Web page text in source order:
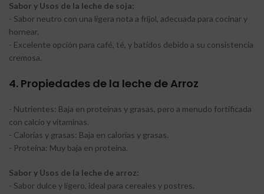
Sabor y Usos de la leche de soja:
- Sabor neutro con una ligera nota a frijol, adecuada para cocinar y
hornear.
- Excelente opción para café, té, y batidos debido a su consistencia
cremosa.
4. Propiedades de la leche de Arroz
- Nutrientes: Baja en proteínas y grasas, pero a menudo fortificada
con calcio y vitaminas.
- Calorías y grasas: Baja en calorías y grasas.
- Proteína: Muy baja en proteína.
Sabor y Usos de la leche de arroz:
- Sabor dulce y ligero, ideal para cereales y postres.